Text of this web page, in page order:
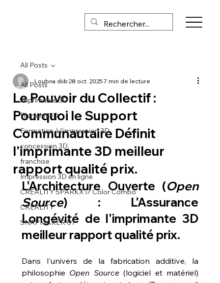
All Posts
imprimante 3D
Filament 3D
Formation à l'impression 3D
concession 3D,
franchise
Impression 3D en ligne
CREALITY SPARKX i7 Color Combo
CREALITY
SNAPMAKER U1
All Posts
Le Pouvoir du Collectif :
Pourquoi le Support
Communautaire Définit
l'imprimante 3D meilleur
rapport qualité prix.
Loubna diib28 oct. 20257 min de lecture
L'Architecture Ouverte (Open
Source) : L'Assurance
Longévité de l'imprimante 3D
meilleur rapport qualité prix.
Dans l'univers de la fabrication additive, la
philosophie Open Source (logiciel et matériel)